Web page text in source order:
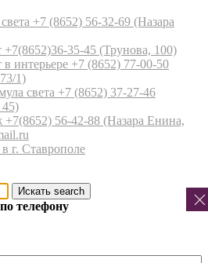
+7 (8652) 56-32-69 (Назара
35-45 (Трунова, 100)
интерьере +7 (8652) 77-00-50
1)
света +7 (8652) 37-27-46
56-42-88 (Назара Енина,
г. Ставрополе
Искать search
телефону